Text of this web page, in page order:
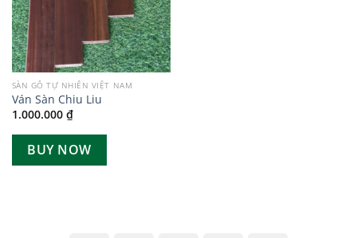
SÀN GỖ TỰ NHIÊN VIỆT NAM
Ván Sàn Chiu Liu
1.000.000 ₫
BUY NOW